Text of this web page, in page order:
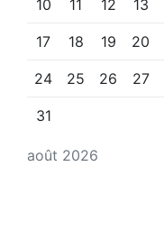
août 2026
10 11 12 13
17 18 19 20
24 25 26 27
31